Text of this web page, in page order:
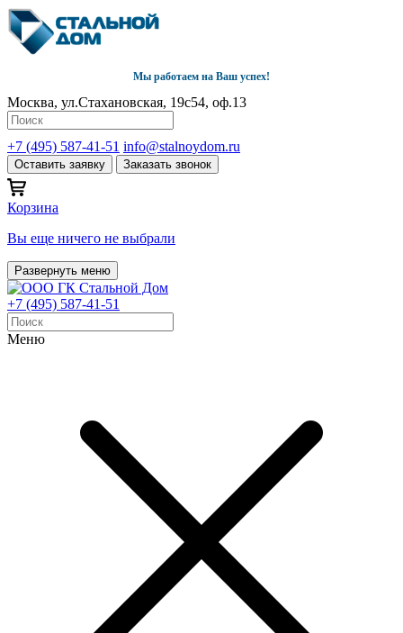
Мы работаем на Ваш успех!
Москва, ул.Стахановская, 19с54, оф.13
+7 (495) 587-41-51 info@stalnoydom.ru
Оставить заявку Заказать звонок
Корзина
Вы еще ничего не выбрали
Развернуть меню
+7 (495) 587-41-51
Меню